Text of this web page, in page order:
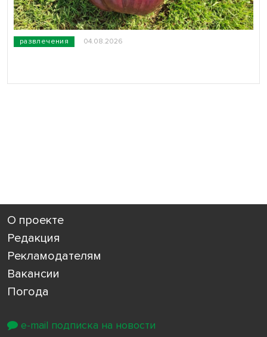
развлечения 04.08.2026
О проекте
Редакция
Рекламодателям
Вакансии
Погода
e-mail подписка на новости